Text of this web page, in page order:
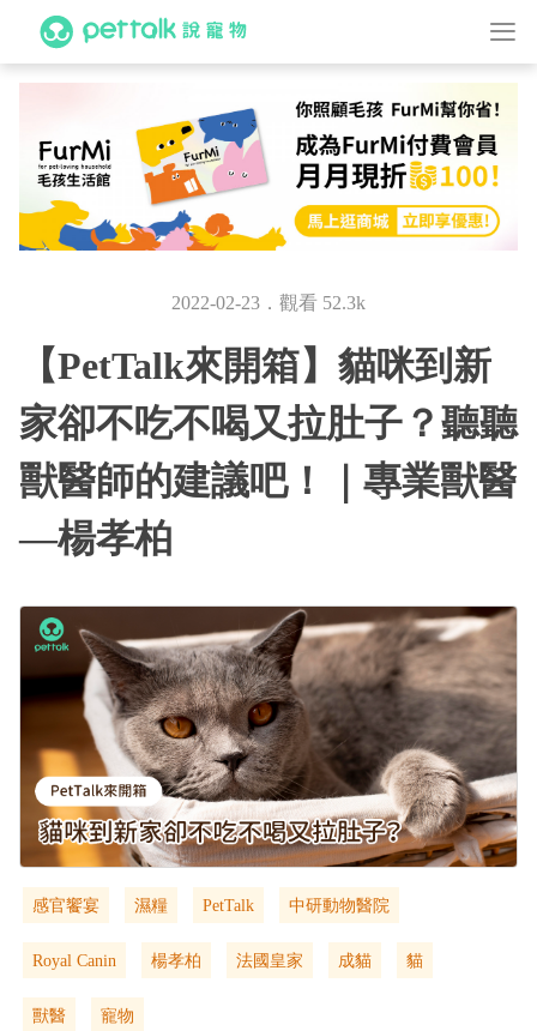
2022-02-23．觀看 52.3k
【PetTalk來開箱】貓咪到新
家卻不吃不喝又拉肚子？聽聽
獸醫師的建議吧！｜專業獸醫
—楊孝柏
感官饗宴 濕糧 PetTalk 中研動物醫院
Royal Canin 楊孝柏 法國皇家 成貓 貓
獸醫 寵物